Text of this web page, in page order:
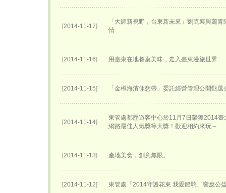
[2014-11-17]
「大師新視野，台東新未來」劉克襄與蕭
情
[2014-11-16] 用臺東在地餐桌美味，走入臺東漫旅世界
[2014-11-15] 「金樽海濱休憩帶」委託經營管理公開甄選
[2014-11-14]
東管處都歷遊客中心於11月7日榮獲2014
網路最佳人氣獎等大獎！歡迎相約來玩～
[2014-11-13] 產地美食，創意無限。
[2014-11-12] 東管處「2014守護花東 我愛船騎」響應公